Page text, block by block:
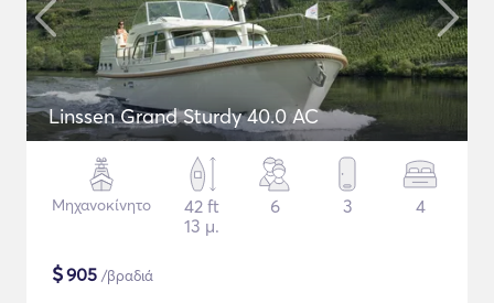
Linssen Grand Sturdy 40.0 AC
Μηχανοκίνητο
42 ft
13 μ.
6 3 4
$905 /βραδιά